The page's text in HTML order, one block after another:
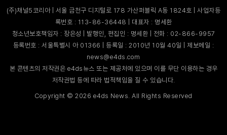
(주)채널5코리아 | 서울 금천구 디지털로 178 가산퍼블릭 A동 1824호 | 사업자등
록번호 : 113-86-36448 | 대표자 : 명세환
청소년보호책임자 : 장은성 | 발행인, 편집인 : 명세환 | 전화 : 02-866-9957
등록번호 : 서울특별시 아 01366 | 등록일 : 2010년 10월 40일 | 제보메일 :
news@e4ds.com
본 콘텐츠의 저작권은 e4ds뉴스 또는 제공처에 있으며 이를 무단 이용하는 경우
저작권법 등에 따라 법적책임을 질 수 있습니다.
Copyright ©2026 e4ds News. All Rights Reserved